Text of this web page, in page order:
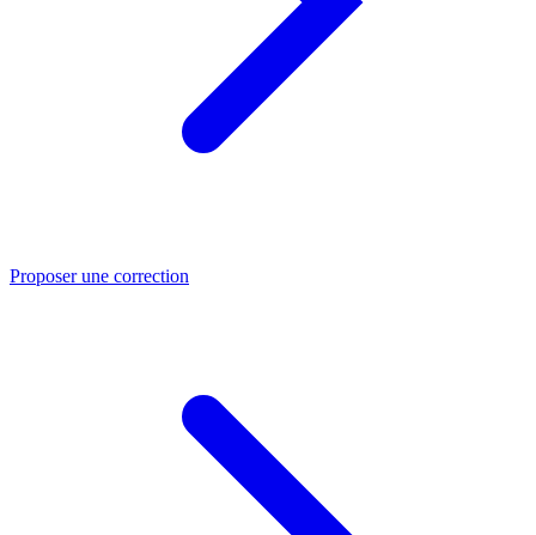
Proposer une correction